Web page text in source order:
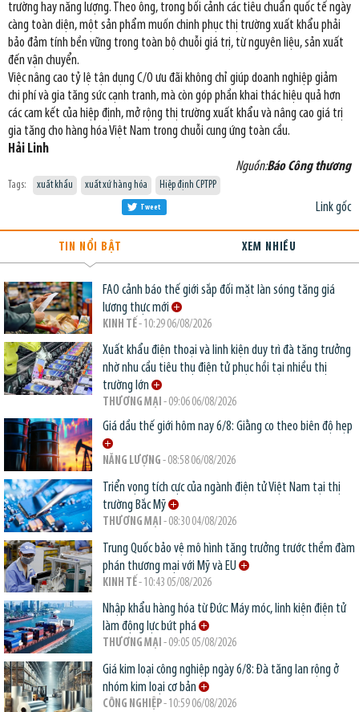
trường hay năng lượng. Theo ông, trong bối cảnh các tiêu chuẩn quốc tế ngày
càng toàn diện, một sản phẩm muốn chinh phục thị trường xuất khẩu phải
bảo đảm tính bền vững trong toàn bộ chuỗi giá trị, từ nguyên liệu, sản xuất
đến vận chuyển.
Việc nâng cao tỷ lệ tận dụng C/O ưu đãi không chỉ giúp doanh nghiệp giảm
chi phí và gia tăng sức cạnh tranh, mà còn góp phần khai thác hiệu quả hơn
các cam kết của hiệp định, mở rộng thị trường xuất khẩu và nâng cao giá trị
gia tăng cho hàng hóa Việt Nam trong chuỗi cung ứng toàn cầu.
Hải Linh
Nguồn:Báo Công thương
Tags: xuất khẩu xuất xứ hàng hóa Hiệp định CPTPP
Link gốc
Tweet
TIN NỔI BẬT XEM NHIỀU
FAO cảnh báo thế giới sắp đối mặt làn sóng tăng giá
lương thực mới
KINH TẾ- 10:29 06/08/2026
Xuất khẩu điện thoại và linh kiện duy trì đà tăng trưởng
nhờ nhu cầu tiêu thụ điện tử phục hồi tại nhiều thị
trường lớn
THƯƠNG MẠI - 09:06 06/08/2026
Giá dầu thế giới hôm nay 6/8: Giằng co theo biên độ hẹp
NĂNG LƯỢNG - 08:58 06/08/2026
Triển vọng tích cực của ngành điện tử Việt Nam tại thị
trường Bắc Mỹ
THƯƠNG MẠI - 08:30 04/08/2026
Trung Quốc bảo vệ mô hình tăng trưởng trước thềm đàm
phán thương mại với Mỹ và EU
KINH TẾ- 10:43 05/08/2026
Nhập khẩu hàng hóa từ Đức: Máy móc, linh kiện điện tử
làm động lực bứt phá
THƯƠNG MẠI - 09:05 05/08/2026
Giá kim loại công nghiệp ngày 6/8: Đà tăng lan rộng ở
nhóm kim loại cơ bản
CÔNG NGHIỆP- 10:59 06/08/2026